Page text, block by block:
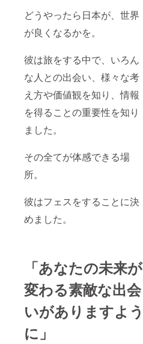
どうやったら日本が、世界
が良くなるかを。
彼は旅をする中で、いろん
な人との出会い、様々な考
え方や価値観を知り、情報
を得ることの重要性を知り
ました。
その全てが体感できる場
所。
彼はフェスをすることに決
めました。
「あなたの未来が
変わる素敵な出会
いがありますよう
に」